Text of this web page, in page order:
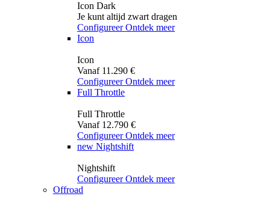
Icon Dark
Je kunt altijd zwart dragen
Configureer Ontdek meer
Icon
Icon
Vanaf 11.290 €
Configureer Ontdek meer
Full Throttle
Full Throttle
Vanaf 12.790 €
Configureer Ontdek meer
new Nightshift
Nightshift
Configureer Ontdek meer
Offroad